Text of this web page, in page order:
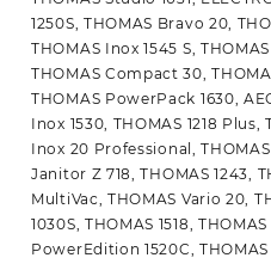
1250S, THOMAS Bravo 20,
THOMAS Inox 1545 S,
THOMAS Compact 30,
THOMAS PowerPack 1630,
Inox 1530, THOMAS 1218 Plus,
Inox 20 Professional,
Janitor Z 718, THOMAS 1243,
MultiVac, THOMAS Vario 20,
1030S, THOMAS 1518,
PowerEdition 1520C,